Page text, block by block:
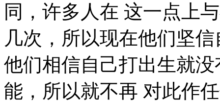
同，许多人在 这一点上
几次，所以现在他们坚
他们相信自己打出生就
能，所以就不再 对此作